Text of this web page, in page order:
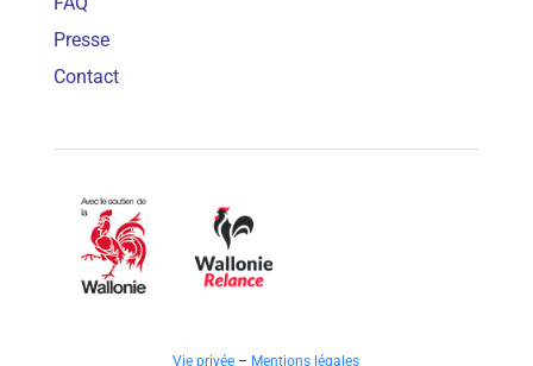
Presse
Contact
Vie privée – Mentions légales